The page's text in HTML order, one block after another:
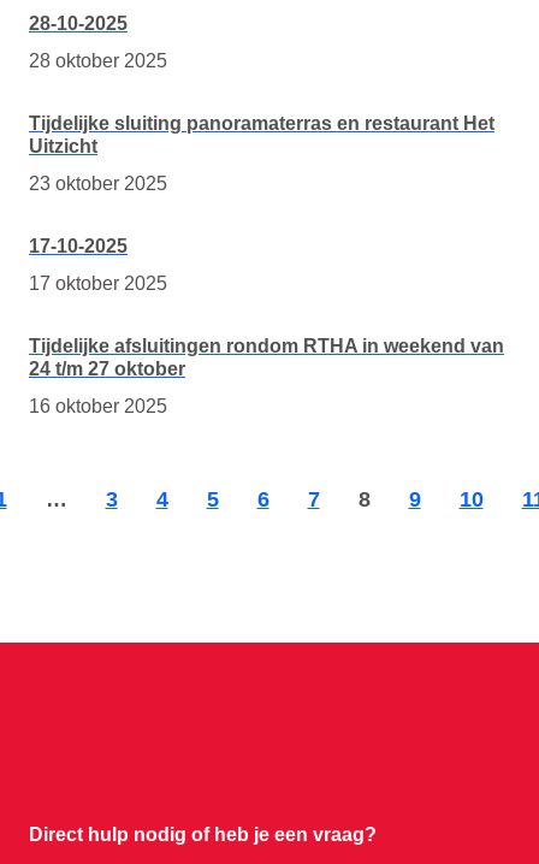
28-10-2025
28 oktober 2025
Tijdelijke sluiting panoramaterras en restaurant Het
Uitzicht
23 oktober 2025
17-10-2025
17 oktober 2025
Tijdelijke afsluitingen rondom RTHA in weekend van
24 t/m 27 oktober
16 oktober 2025
… 3 4 5 6 7 8 9 10
Direct hulp nodig ofheb je een vraag?